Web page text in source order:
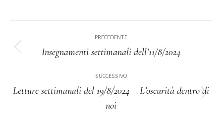
tra
post
PRECEDENTE
Post
precedente:
Insegnamenti settimanali dell’11/8/2024
SUCCESSIVO
Prossimo
Letture settimanali del 19/8/2024 – L’oscurità dentro di
noi